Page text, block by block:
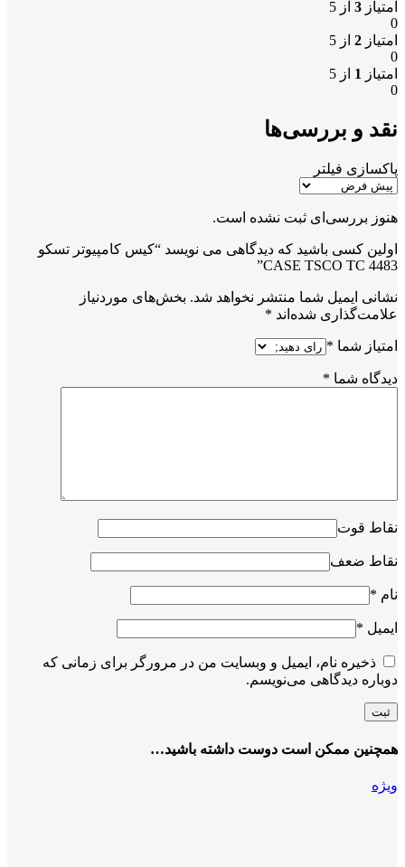
امتیاز 3 از 5
0
امتیاز 2 از 5
0
امتیاز 1 از 5
0
نقد و بررسی‌ها
پاکسازی فیلتر
هنوز بررسی‌ای ثبت نشده است.
اولین کسی باشید که دیدگاهی می نویسد “کیس کامپیوتر تسکو
CASE TSCO TC 4483”
نشانی ایمیل شما منتشر نخواهد شد. بخش‌های موردنیاز
علامت‌گذاری شده‌اند *
امتیاز شما *
دیدگاه شما *
نقاط قوت
نقاط ضعف
نام *
ایمیل *
ذخیره نام، ایمیل و وبسایت من در مرورگر برای زمانی که
دوباره دیدگاهی می‌نویسم.
همچنین ممکن است دوست داشته باشید…
ویژه